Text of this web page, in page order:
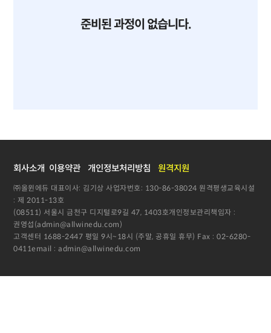
준비된 과정이 없습니다.
회사소개 이용약관 개인정보처리방침 원격지원
㈜올윈에듀 대표이사: 김기상 사업자번호: 130-86-38024 원격평생교육시설
: 제 2011-13호
(08511) 서울시 금천구 디지털로9길 47, 1403호개인정보관리책임자 :
권영섭(admin@allwinedu.com)
고객센터 1688-2447 평일 9시~18시 (주말, 공휴일 휴무) Fax : 02-6280-
0411email : admin@allwinedu.com